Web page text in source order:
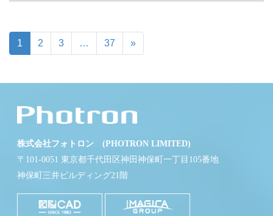
1 2 3 … 37 »
株式会社フォトロン (PHOTRON LIMITED)
〒101-0051 東京都千代田区神田神保町一丁目105番地
神保町三井ビルディング21階